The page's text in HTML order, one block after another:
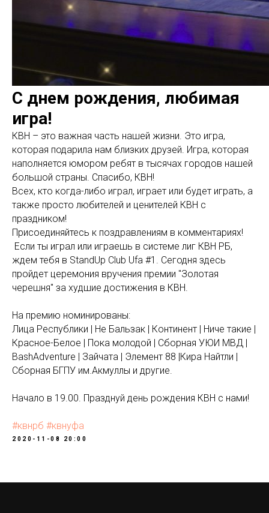
С днем рождения, любимая
игра!
КВН – это важная часть нашей жизни. Это игра,
которая подарила нам близких друзей. Игра, которая
наполняется юмором ребят в тысячах городов нашей
большой страны. Спасибо, КВН!
Всех, кто когда-либо играл, играет или будет играть, а
также просто любителей и ценителей КВН с
праздником!
Присоединяйтесь к поздравлениям в комментариях!
Если ты играл или играешь в системе лиг КВН РБ,
ждем тебя в StandUp Club Ufa #1. Сегодня здесь
пройдет церемония вручения премии "Золотая
черешня" за худшие достижения в КВН.
На премию номинированы:
Лица Республики | Не Бальзак | Континент | Ниче такие |
Красное-Белое | Пока молодой | Сборная УЮИ МВД |
BashAdventure | Зайчата | Элемент 88 |Кира Найтли |
Сборная БГПУ им.Акмуллы и другие.
Начало в 19.00. Празднуй день рождения КВН с нами!
#квнрб #квнуфа
2020-11-08 20:00